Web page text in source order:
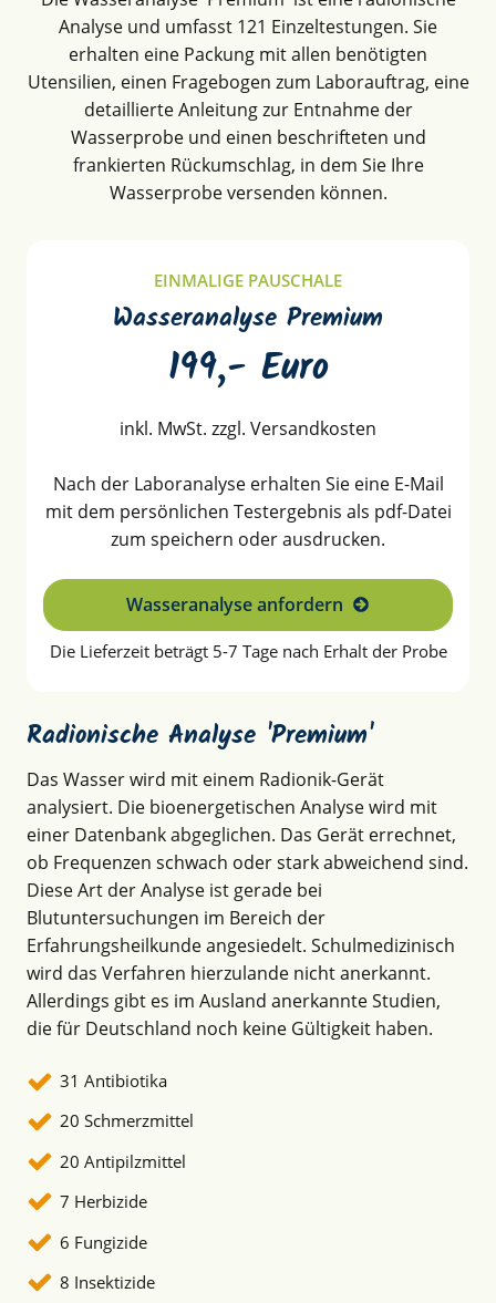
Analyse und umfasst 121 Einzeltestungen. Sie
erhalten eine Packung mit allen benötigten
Utensilien, einen Fragebogen zum Laborauftrag, eine
detaillierte Anleitung zur Entnahme der
Wasserprobe und einen beschrifteten und
frankierten Rückumschlag, in dem Sie Ihre
Wasserprobe versenden können.
EINMALIGE PAUSCHALE
Wasseranalyse Premium
199,- Euro
inkl. MwSt. zzgl. Versandkosten
Nach der Laboranalyse erhalten Sie eine E-Mail
mit dem persönlichen Testergebnis als pdf-Datei
zum speichern oder ausdrucken.
Wasseranalyse anfordern
Die Lieferzeit beträgt 5-7 Tage nach Erhalt der Probe
Radionische Analyse 'Premium'
Das Wasser wird mit einem Radionik-Gerät
analysiert. Die bioenergetischen Analyse wird mit
einer Datenbank abgeglichen. Das Gerät errechnet,
ob Frequenzen schwach oder stark abweichend sind.
Diese Art der Analyse ist gerade bei
Blutuntersuchungen im Bereich der
Erfahrungsheilkunde angesiedelt. Schulmedizinisch
wird das Verfahren hierzulande nicht anerkannt.
Allerdings gibt es im Ausland anerkannte Studien,
die für Deutschland noch keine Gültigkeit haben.
31 Antibiotika
20 Schmerzmittel
20 Antipilzmittel
7 Herbizide
6 Fungizide
8 Insektizide